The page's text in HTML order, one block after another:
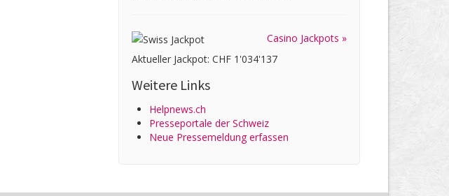
Casino Jackpots »
Aktueller Jackpot: CHF 1'034'137
Weitere Links
Helpnews.ch
Presseportale der Schweiz
Neue Pressemeldung erfassen